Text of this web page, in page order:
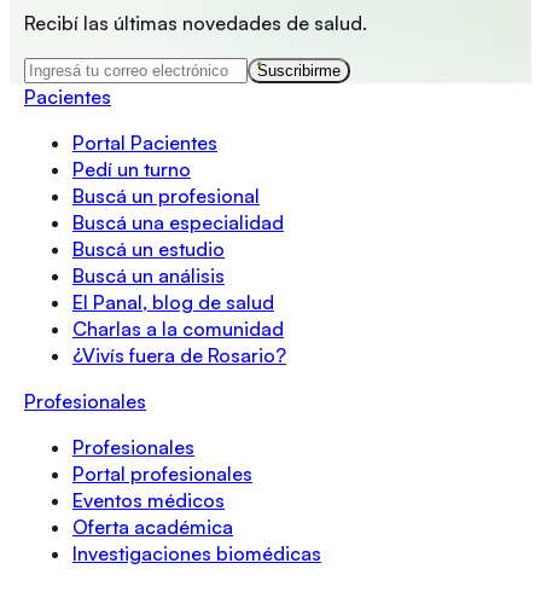
Recibí las últimas novedades de salud.
Suscribirme
Pacientes
Portal Pacientes
Pedí un turno
Buscá un profesional
Buscá una especialidad
Buscá un estudio
Buscá un análisis
El Panal, blog de salud
Charlas a la comunidad
¿Vivís fuera de Rosario?
Profesionales
Profesionales
Portal profesionales
Eventos médicos
Oferta académica
Investigaciones biomédicas